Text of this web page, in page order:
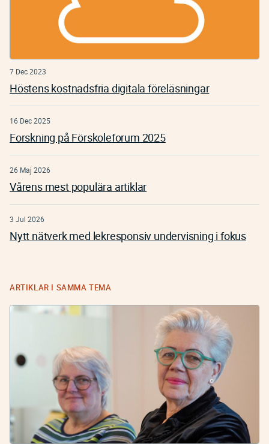
7 Dec 2023
Höstens kostnadsfria digitala föreläsningar
16 Dec 2025
Forskning på Förskoleforum 2025
26 Maj 2026
Vårens mest populära artiklar
3 Jul 2026
Nytt nätverk med lekresponsiv undervisning i fokus
ARTIKLAR I SAMMA TEMA